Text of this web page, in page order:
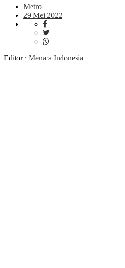
Metro
29 Mei 2022
Editor : Menara Indonesia